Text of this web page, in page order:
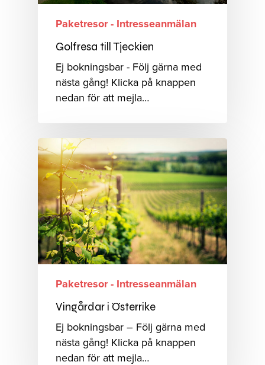
Paketresor - Intresseanmälan
Golfresa till Tjeckien
Ej bokningsbar - Följ gärna med
nästa gång! Klicka på knappen
nedan för att mejla…
Paketresor - Intresseanmälan
Vingårdar i Österrike
Ej bokningsbar – Följ gärna med
nästa gång! Klicka på knappen
nedan för att mejla…